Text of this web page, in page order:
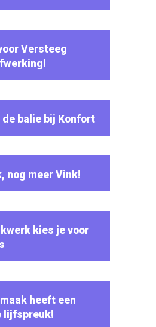
Versteeg
de balie bij Konfort
nog meer Vink!
kies je voor
heeft een
lijfspreuk!